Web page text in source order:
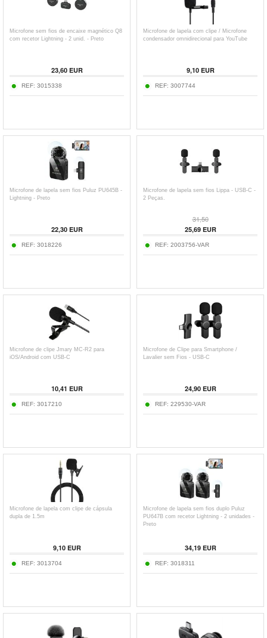
Microfone sem fios de encaixe magnético Q8
com recetor Lightning - 2 unid. - Preto
23,60EUR
REF: 3015338
Microfone de lapela com clipe / Microfone
condensador omnidirecional para YouTube
9,10EUR
REF: 3007744
Microfone de lapela sem fios Puluz PU645B -
Lightning - Preto
22,30EUR
REF: 3018226
Microfone de lapela sem fios Lippa - USB-C -
2 Peças.
31,50
25,69EUR
REF: 2003756-VAR
Microfone de clipe Jmary MC-R2 para
iOS/Android com USB-C
10,41 EUR
REF: 3017210
Microfone de Clipe para Smartphone /
Lavalier sem Fios - USB-C
24,90EUR
REF: 229530-VAR
Microfone de lapela com clipe de cápsula
dupla de 1.5m
9,10EUR
REF: 3013704
Microfone de lapela sem fios duplo Puluz
PU647B com recetor Lightning - 2 unidades -
Preto
34,19EUR
REF: 3018311